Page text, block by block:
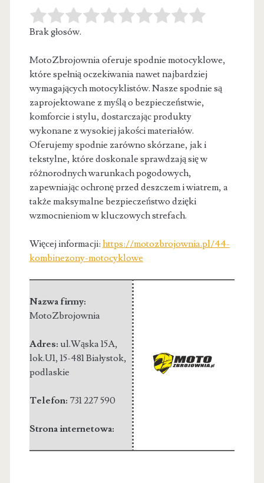
Brak głosów.
MotoZbrojownia oferuje spodnie motocyklowe,
które spełnią oczekiwania nawet najbardziej
wymagających motocyklistów. Nasze spodnie są
zaprojektowane z myślą o bezpieczeństwie,
komforcie i stylu, dostarczając produkty
wykonane z wysokiej jakości materiałów.
Oferujemy spodnie zarówno skórzane, jak i
tekstylne, które doskonale sprawdzają się w
różnorodnych warunkach pogodowych,
zapewniając ochronę przed deszczem i wiatrem, a
także maksymalne bezpieczeństwo dzięki
wzmocnieniom w kluczowych strefach.
Więcej informacji: https://motozbrojownia.pl/44-
kombinezony-motocyklowe
Nazwa firmy:
MotoZbrojownia
Adres: ul.Wąska 15A,
lok.U1, 15-481 Białystok,
podlaskie
Telefon: 731 227 590
Strona internetowa: